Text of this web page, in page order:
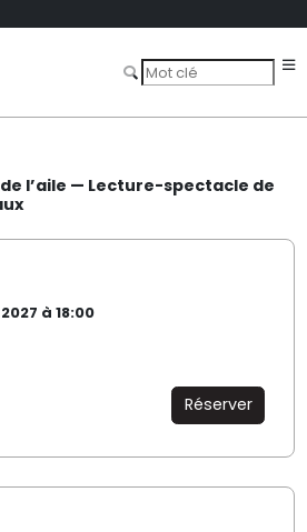
l’aile — Lecture-spectacle de
à 18:00
Réserver